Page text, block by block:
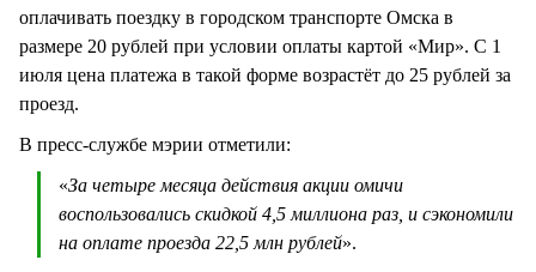
оплачивать поездку в городском транспорте Омска в
размере 20 рублей при условии оплаты картой «Мир». С 1
июля цена платежа в такой форме возрастёт до 25 рублей за
проезд.
В пресс-службе мэрии отметили:
«За четыре месяца действия акции омичи
воспользовались скидкой 4,5 миллиона раз, и сэкономили
на оплате проезда 22,5 млн рублей».